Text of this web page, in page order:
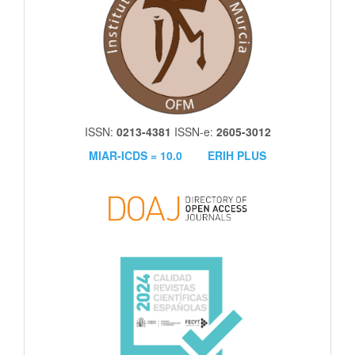
ISSN: 0213-4381 ISSN-e: 2605-3012
MIAR-ICDS = 10.0
ERIH PLUS